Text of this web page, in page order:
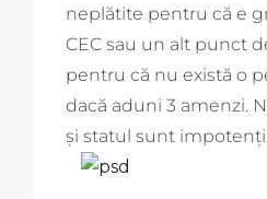
neplătite pentru că e
CEC sau un alt punct
pentru că nu există o
dacă aduni 3 amenzi.
și statul sunt